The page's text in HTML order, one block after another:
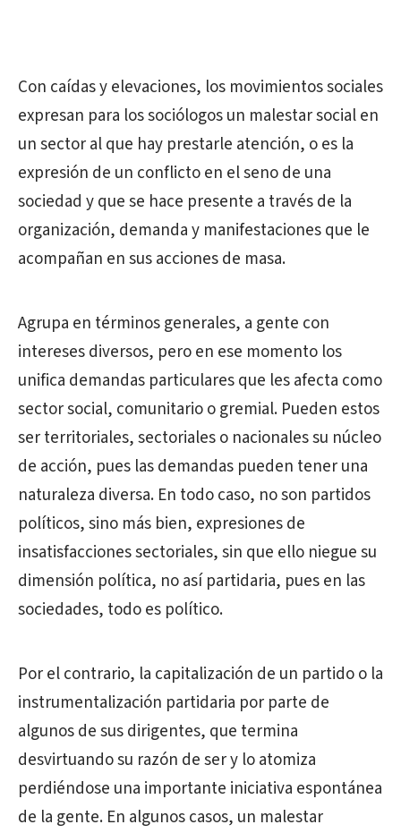
Con caídas y elevaciones, los movimientos sociales
expresan para los sociólogos un malestar social en
un sector al que hay prestarle atención, o es la
expresión de un conflicto en el seno de una
sociedad y que se hace presente a través de la
organización, demanda y manifestaciones que le
acompañan en sus acciones de masa.
Agrupa en términos generales, a gente con
intereses diversos, pero en ese momento los
unifica demandas particulares que les afecta como
sector social, comunitario o gremial. Pueden estos
ser territoriales, sectoriales o nacionales su núcleo
de acción, pues las demandas pueden tener una
naturaleza diversa. En todo caso, no son partidos
políticos, sino más bien, expresiones de
insatisfacciones sectoriales, sin que ello niegue su
dimensión política, no así partidaria, pues en las
sociedades, todo es político.
Por el contrario, la capitalización de un partido o la
instrumentalización partidaria por parte de
algunos de sus dirigentes, que termina
desvirtuando su razón de ser y lo atomiza
perdiéndose una importante iniciativa espontánea
de la gente. En algunos casos, un malestar